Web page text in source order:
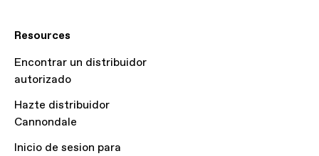
Resources
Encontrar un distribuidor
autorizado
Hazte distribuidor
Cannondale
Inicio de sesion para